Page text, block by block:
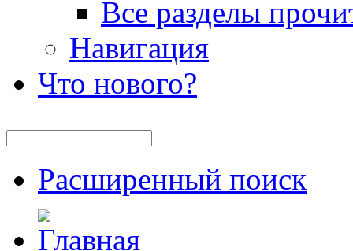
Все разделы
Навигация
Что нового?
Расширенный поиск